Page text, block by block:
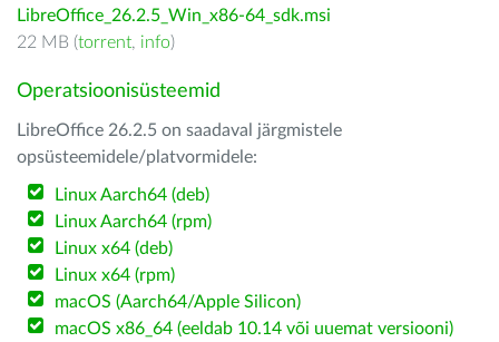
LibreOffice_26.2.5_Win_x86-64_sdk.msi
22 MB (torrent, info)
Operatsioonisüsteemid
LibreOffice 26.2.5 on saadaval järgmistele
opsüsteemidele/platvormidele:
Linux Aarch64 (deb)
Linux Aarch64 (rpm)
Linux x64 (deb)
Linux x64 (rpm)
macOS (Aarch64/Apple Silicon)
macOS x86_64 (eeldab 10.14 või uuemat versiooni)